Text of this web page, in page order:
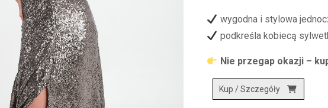
wygodna i stylowa
podkreśla kobiecą
Nie przegap okazji –
Kup / Szczegóły